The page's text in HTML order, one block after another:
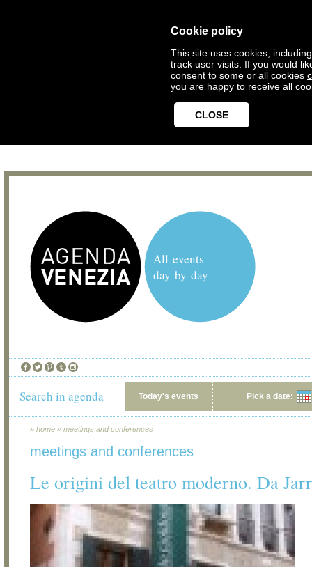
Cookie policy
This site uses cookies,
track user visits. If you would
consent to some or all cookies
you are happy to receive all
CLOSE
All events
day by day
Search in agenda Today's events Pick a date:
» home » meetings and conferences
meetings and conferences
Le origini del teatro moderno. Da